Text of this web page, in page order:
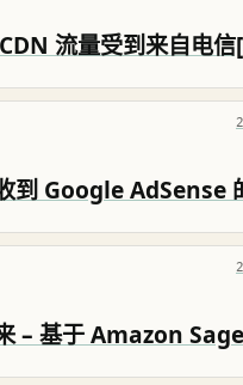
到 Google AdSense